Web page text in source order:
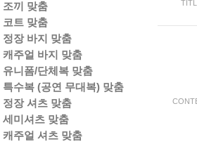
조끼 맞춤
코트 맞춤
정장 바지 맞춤
캐주얼 바지 맞춤
유니폼/단체복 맞춤
특수복 (공연 무대복) 맞춤
정장 셔츠 맞춤
세미셔츠 맞춤
캐주얼 셔츠 맞춤